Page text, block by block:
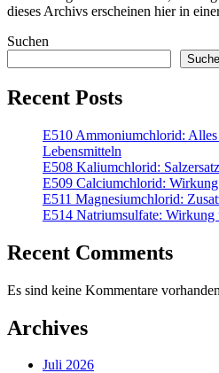
dieses Archivs erscheinen hier in
Suchen
Recent Posts
E510 Ammoniumchlorid:
Lebensmitteln
E508 Kaliumchlorid:
E509 Calciumchlorid:
E511 Magnesiumchlorid:
E514 Natriumsulfate: Wirkung
Recent Comments
Es sind keine Kommentare
Archives
Juli 2026